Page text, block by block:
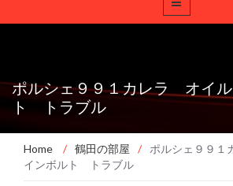
ポルシェ９９１カレラ オイ
ト トラブル
Home / 鶴田の部屋 /
ポルシェ９９
インボルト トラブル